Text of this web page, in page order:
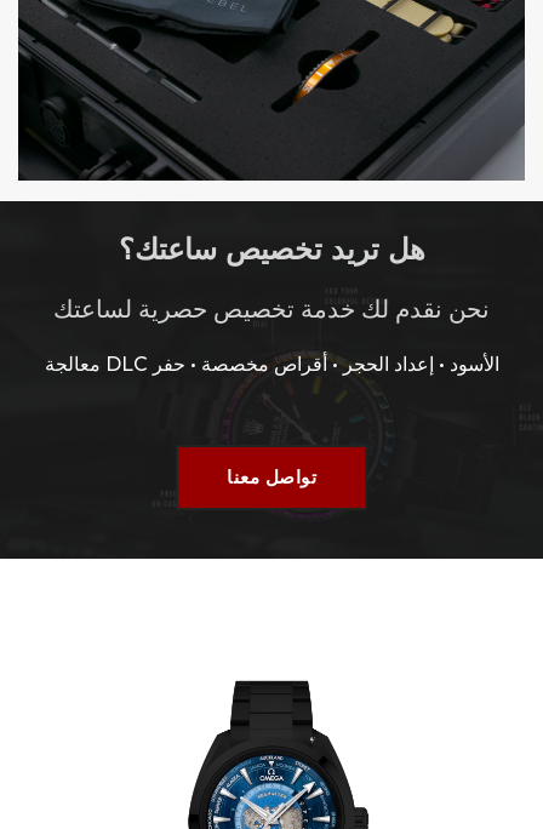
هل تريد تخصيص ساعتك؟
نحن نقدم لك خدمة تخصيص حصرية لساعتك
معالجة DLC الأسود • إعداد الحجر • أقراص مخصصة • حفر
تواصل معنا